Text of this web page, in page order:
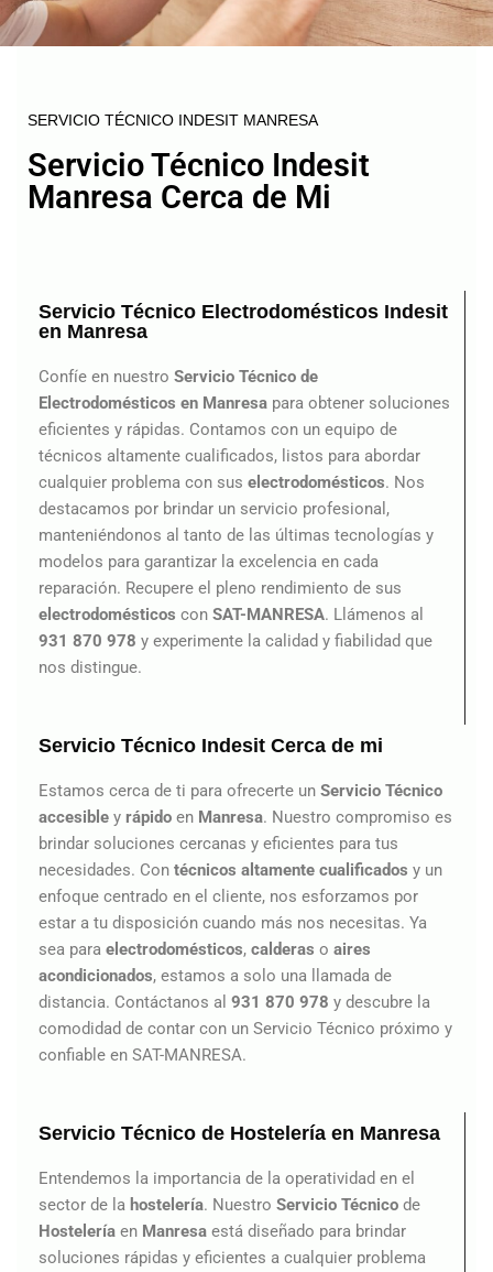
SERVICIO TÉCNICO INDESIT MANRESA
Servicio Técnico Indesit
Manresa Cerca de Mi
Servicio Técnico Electrodomésticos Indesit
en Manresa
Confíe en nuestro Servicio Técnico de
Electrodomésticos en Manresa para obtener soluciones
eficientes y rápidas. Contamos con un equipo de
técnicos altamente cualificados, listos para abordar
cualquier problema con sus electrodomésticos. Nos
destacamos por brindar un servicio profesional,
manteniéndonos al tanto de las últimas tecnologías y
modelos para garantizar la excelencia en cada
reparación. Recupere el pleno rendimiento de sus
electrodomésticos con SAT-MANRESA. Llámenos al
931 870 978 y experimente la calidad y fiabilidad que
nos distingue.
Servicio Técnico Indesit Cerca de mi
Estamos cerca de ti para ofrecerte un Servicio Técnico
accesible y rápido en Manresa. Nuestro compromiso es
brindar soluciones cercanas y eficientes para tus
necesidades. Con técnicos altamente cualificados y un
enfoque centrado en el cliente, nos esforzamos por
estar a tu disposición cuando más nos necesitas. Ya
sea para electrodomésticos, calderas o aires
acondicionados, estamos a solo una llamada de
distancia. Contáctanos al 931 870 978 y descubre la
comodidad de contar con un Servicio Técnico próximo y
confiable en SAT-MANRESA.
Servicio Técnico de Hostelería en Manresa
Entendemos la importancia de la operatividad en el
sector de la hostelería. Nuestro Servicio Técnico de
Hostelería en Manresa está diseñado para brindar
soluciones rápidas y eficientes a cualquier problema